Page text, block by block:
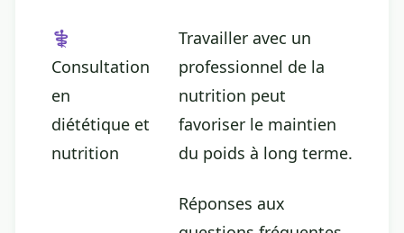
‍⚕️
Consultation
en
diététique et
nutrition
Travailler avec un
professionnel de la
nutrition peut
favoriser le maintien
du poids à long terme.
Réponses aux